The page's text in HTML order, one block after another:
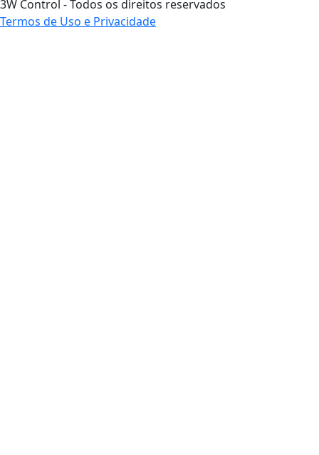
3W Control - Todos os direitos reservados
Termos de Uso e Privacidade